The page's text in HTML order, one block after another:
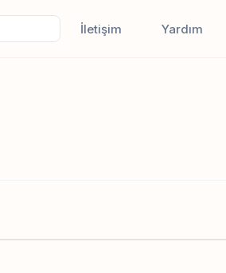
İletişim Yardım